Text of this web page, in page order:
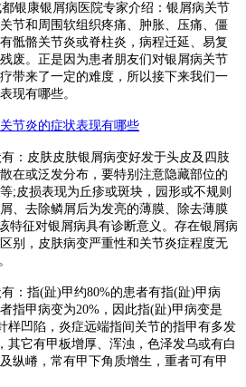
银康银屑病医院专家介绍：银屑病关节
节和周围软组织疼痛、肿胀、压痛、僵
骶骼关节炎或脊柱炎，病程迁延、易复
废。正是因为患者朋友们对银屑病关节
带来了一定的难度，所以接下来我们一
现有哪些。
：皮肤皮肤银屑病变好发于头皮及四肢
在或泛发分布，要特别注意隐藏部位的
;皮损表现为丘疹或斑块，园形或不规则
、去除鳞屑后为发亮的薄膜、除去薄膜
特征对银屑病具有诊断意义。存在银屑病
别，皮肤病变严重性和关节炎症程度无
：指(趾)甲约80%的患者有指(趾)甲病
指甲病变为20%，因此指(趾)甲病变是
样凹陷，炎症远端指间关节的指甲有多发
其它有甲板增厚、浑浊，色泽发乌或有白
纵嵴，常有甲下角质增生，重者可有甲